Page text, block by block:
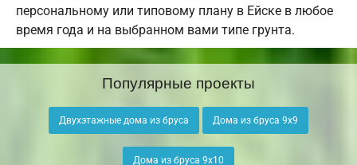
персональному или типовому плану в Ейске в любое
время года и на выбранном вами типе грунта.
Популярные проекты
Двухэтажные дома из бруса Дома из бруса 9х9
Дома из бруса 9х10